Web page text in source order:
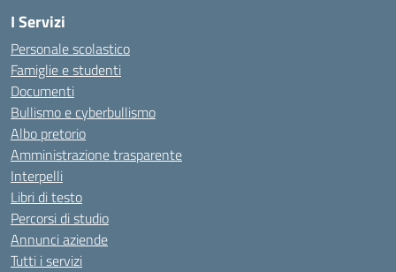
I Servizi
Personale scolastico
Famiglie e studenti
Documenti
Bullismo e cyberbullismo
Albo pretorio
Amministrazione trasparente
Interpelli
Libri di testo
Percorsi di studio
Annunci aziende
Tutti i servizi